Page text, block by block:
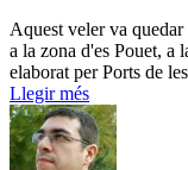
Aquest veler va quedar
a la zona d'es Pouet, a
elaborat per Ports de
Llegir més